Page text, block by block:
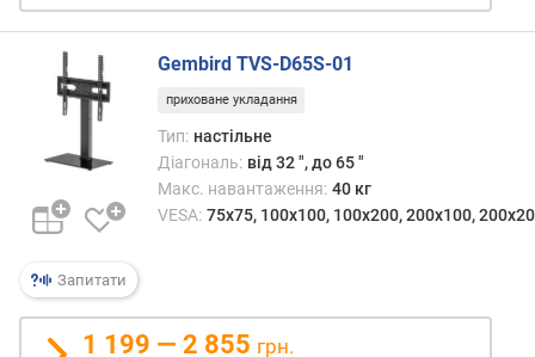
и
ц
і
й
і
л
к
і
Запитати
Gembird TVS-D65S-01
приховане укладання
Тип: настільне
Діагональ: від 32 ", до 65 "
Макс. навантаження: 40 кг
VESA: 75x75, 100x100, 100x200, 200x100,
1 199 — 2 855 грн.